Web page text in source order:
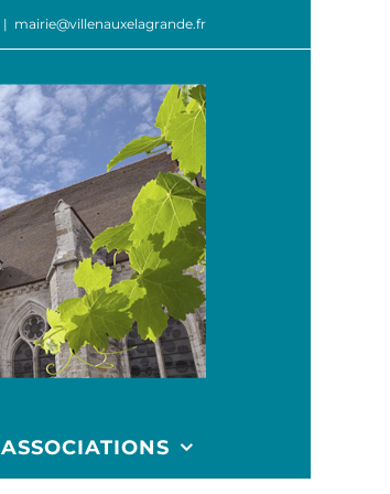
| mairie@villenauxelagrande.fr
ASSOCIATIONS